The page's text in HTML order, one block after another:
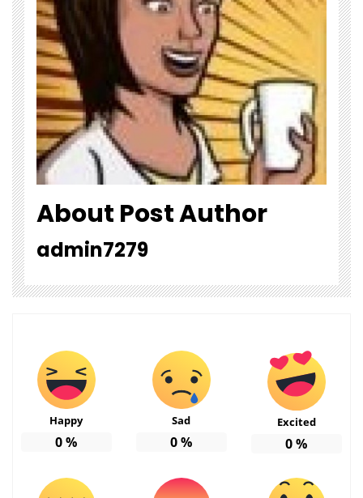
About Post Author
admin7279
Happy
0%
Sad
0%
Excited
0%